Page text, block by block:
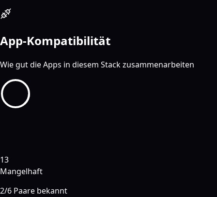
App-Kompatibilität
Wie gut die Apps in diesem Stack zusammenarbeiten
13
Mangelhaft
2/6 Paare bekannt